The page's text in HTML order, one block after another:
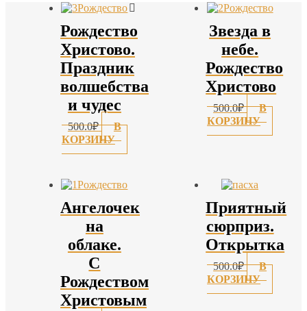
Рождество
Христово.
Праздник
волшебства
и чудес
500.0₽
В
КОРЗИНУ
Звезда в
небе.
Рождество
Христово
500.0₽
В
КОРЗИНУ
Ангелочек
на
облаке.
С
Рождеством
Христовым
Приятный
сюрприз.
Открытка
500.0₽
В
КОРЗИНУ